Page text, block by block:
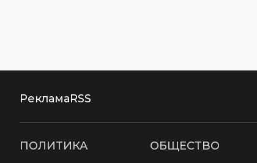
РекламаRSS
ПОЛИТИКА ОБЩЕСТВО